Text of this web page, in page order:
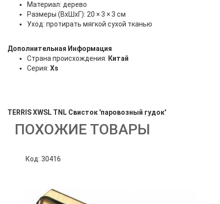
Материал: дерево
Размеры (ВхШхГ): 20 × 3 × 3 см
Уход: протирать мягкой сухой тканью
Дополнительная Информация
Страна происхождения: Китай
Серия: Xs
TERRIS XWSL TNL Свисток 'паровозный гудок'
ПОХОЖИЕ ТОВАРЫ
Код: 30416